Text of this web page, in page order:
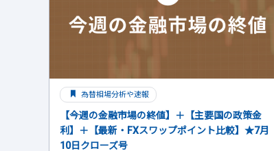
為替相場分析や速報
【今週の金融市場の終値】＋【主要国の政策金
利】＋【最新・FXスワップポイント比較】★7月
10日クローズ号